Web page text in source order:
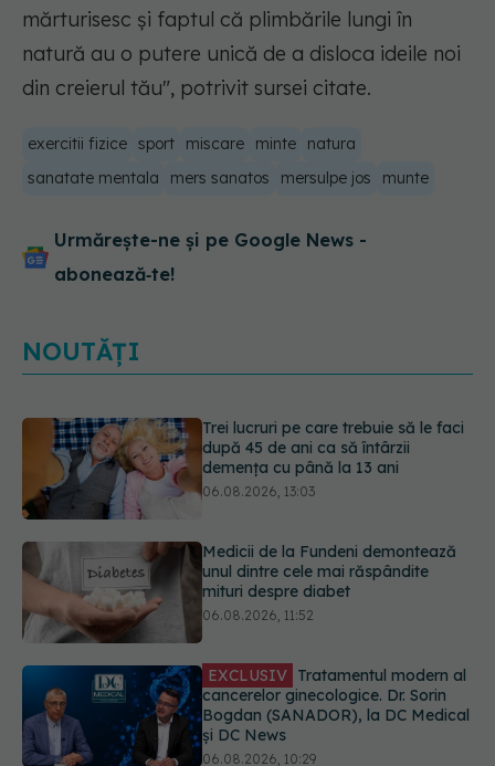
mărturisesc și faptul că plimbările lungi în
natură au o putere unică de a disloca ideile noi
din creierul tău", potrivit sursei citate.
exercitii fizice sport miscare minte
natura
sanatate mentala
mers sanatos mersulpe jos munte
Urmărește-ne și pe Google News -
abonează‑te!
NOUTĂȚI
Medicii de la Fundeni demontează
unul dintre cele mai răspândite
mituri despre diabet
06.08.2026, 11:52
EXCLUSIV Tratamentul modern al
cancerelor ginecologice. Dr. Sorin
Bogdan (SANADOR), la DC Medical
și DC News
Pepenele roșu sau cel galben: care
crește glicemia mai repede.
Răspunsul unui medic diabetolog
06.08.2026, 09:36